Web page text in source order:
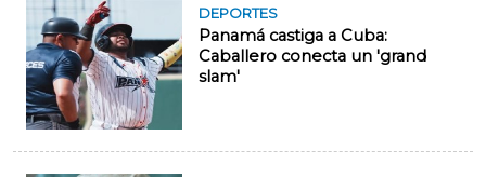
DEPORTES
Panamá castiga a Cuba:
Caballero conecta un 'grand
slam'